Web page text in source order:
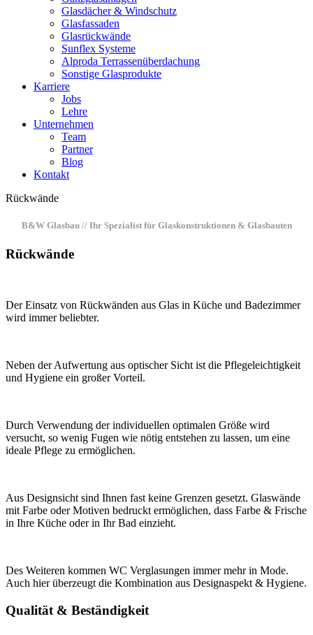
Glasdächer & Windschutz
Glasfassaden
Glasrückwände
Sunflex Systeme
Alproda Terrassenüberdachung
Sonstige Glasprodukte
Karriere
Jobs
Lehre
Unternehmen
Team
Partner
Blog
Kontakt
Rückwände
B&W Glasbau // Ihr Spezialist für Glaskonstruktionen & Glasbauten
Rückwände
Der Einsatz von Rückwänden aus Glas in Küche und Badezimmer
wird immer beliebter.
Neben der Aufwertung aus optischer Sicht ist die Pflegeleichtigkeit
und Hygiene ein großer Vorteil.
Durch Verwendung der individuellen optimalen Größe wird
versucht, so wenig Fugen wie nötig entstehen zu lassen, um eine
ideale Pflege zu ermöglichen.
Aus Designsicht sind Ihnen fast keine Grenzen gesetzt. Glaswände
mit Farbe oder Motiven bedruckt ermöglichen, dass Farbe & Frische
in Ihre Küche oder in Ihr Bad einzieht.
Des Weiteren kommen WC Verglasungen immer mehr in Mode.
Auch hier überzeugt die Kombination aus Designaspekt & Hygiene.
Qualität & Beständigkeit